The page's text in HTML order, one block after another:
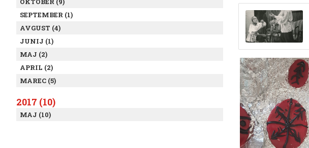
SEPTEMBER (1)
AVGUST (4)
JUNIJ (1)
MAJ (2)
APRIL (2)
MAREC (5)
2017 (10)
MAJ (10)